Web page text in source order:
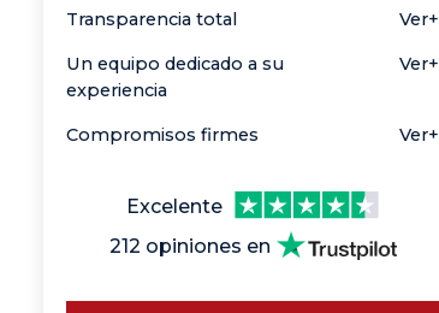
Transparencia total Ver+
Un equipo dedicado a su
experiencia
Ver+
Compromisos firmes Ver+
Excelente
212 opiniones en